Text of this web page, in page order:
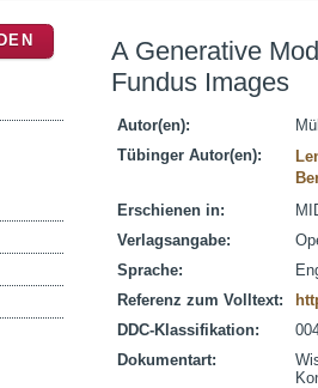
A Generative
Fundus Images
Autor(en):
Tübinger Autor(en):
Erschienen in:
Verlagsangabe:
Sprache:
Referenz zum Volltext:
DDC-Klassifikation:
Dokumentart: